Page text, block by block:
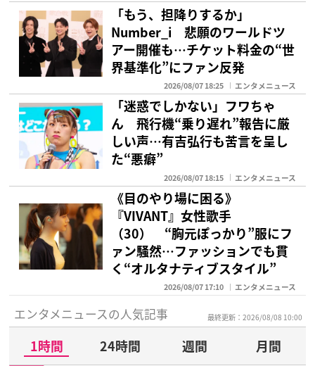
「もう、担降りするか」
Number_i 悲願のワールドツ
アー開催も…チケット料金の“世
界基準化”にファン反発
2026/08/07 18:25 エンタメニュース
「迷惑でしかない」フワちゃ
ん 飛行機“乗り遅れ”報告に厳
しい声…有吉弘行も苦言を呈し
た“悪癖”
2026/08/07 18:15 エンタメニュース
《目のやり場に困る》
『VIVANT』女性歌手
（30） “胸元ぽっかり”服にフ
ァン騒然…ファッションでも貫
く“オルタナティブスタイル”
2026/08/07 17:10 エンタメニュース
エンタメニュースの人気記事 最終更新：2026/08/08 10:00
1時間 24時間 週間
月間